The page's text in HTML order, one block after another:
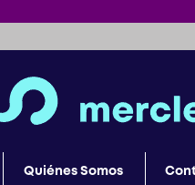
Quiénes Somos